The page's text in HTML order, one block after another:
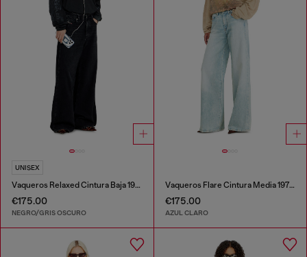
UNISEX
Vaqueros Relaxed Cintura Baja 1996 D-Sire
€175.00
NEGRO/GRIS OSCURO
Vaqueros Flare Cintura Media 1978 D-Akemi
€175.00
AZUL CLARO